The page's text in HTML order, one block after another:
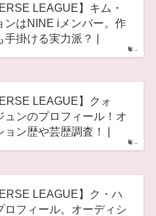
–
LEAGUE】キム・
ンはNINE iメンバー。作
手掛ける実力派？ |
–
LEAGUE】クォ
ュンのプロフィール！オ
ョン歴や芸歴調査！ |
LEAGUE】ク・ハ
ロフィール。オーディシ